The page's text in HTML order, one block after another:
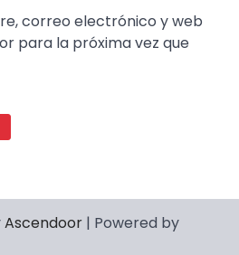
correo electrónico y web
para la próxima vez que
Ascendoor | Powered by